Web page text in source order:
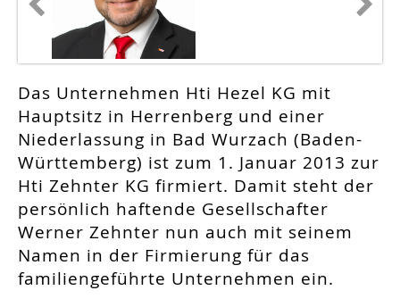
Das Unternehmen Hti Hezel KG mit
Hauptsitz in Herrenberg und einer
Niederlassung in Bad Wurzach (Baden-
Württemberg) ist zum 1. Januar 2013 zur
Hti Zehnter KG firmiert. Damit steht der
persönlich haftende Gesellschafter
Werner Zehnter nun auch mit seinem
Namen in der Firmierung für das
familiengeführte Unternehmen ein.